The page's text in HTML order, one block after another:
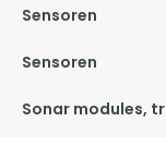
Sensoren
Sensoren
Sonar modules,